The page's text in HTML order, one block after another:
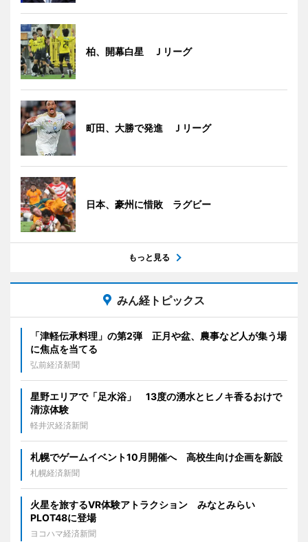
柏、開幕白星 Ｊリーグ
町田、大勝で発進 Ｊリーグ
日本、豪州に惜敗 ラグビー
もっと見る
みん経トピックス
「津軽伝承料理」の第2弾 正月や盆、農事など人が集う場
に焦点を当てる
弘前経済新聞
星野エリアで「足水浴」 13度の湧水とヒノキ香るおけで
清涼体験
軽井沢経済新聞
札幌でゲームイベント10月開催へ 高校生向け企画を新設
札幌経済新聞
火星を旅するVR体験アトラクション みなとみらい
PLOT48に登場
ヨコハマ経済新聞